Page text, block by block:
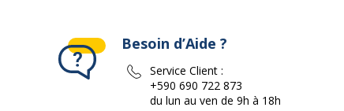
Besoin d’Aide ?
Service Client :
+590 690 722 873
du lun au ven de 9h à 18h